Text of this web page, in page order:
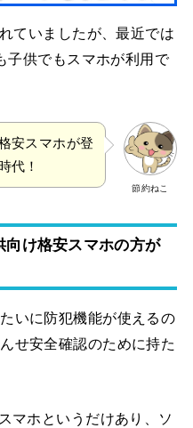
ていましたが、最近では
子供でもスマホが利用で
節約ねこ
安スマホが登
代！
向け格安スマホの方が
いに防犯機能が使えるの
せ安全確認のために持た
マホというだけあり、ソ